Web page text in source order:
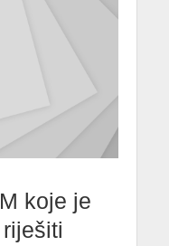
koje je